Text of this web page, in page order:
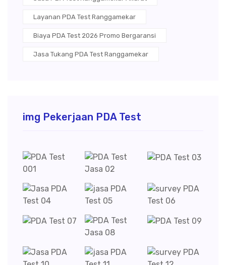
Layanan PDA Test Ranggamekar
Biaya PDA Test 2026 Promo Bergaransi
Jasa Tukang PDA Test Ranggamekar
img Pekerjaan PDA Test